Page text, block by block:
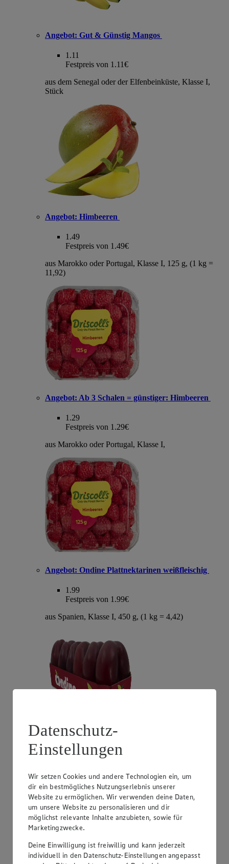
Angebot: Gut & Günstig Mangos
1.11
Festpreis von 1.11€
aus dem Senegal oder der Elfenbeinküste, Klasse I,
Stück
Angebot: Himbeeren
1.49
Festpreis von 1.49€
aus Marokko oder Portugal, Klasse I, 125 g, (1 kg =
11,92)
Angebot: Ab 3 Schalen = günstiger: Himbeeren
1.29
Festpreis von 1.29€
aus Marokko oder Portugal, Klasse I,
Angebot: Ondine Plattnektarinen weißfleischig
1.99
Festpreis von 1.99€
aus Spanien, Klasse I, 450 g, (1 kg = 4,42)
Angebot:Unsere Heimat Zucchini
aus Süddeutschland, Klasse I, 1 kg
Datenschutz-
Einstellungen
Wir setzen Cookies und andere Technologien ein, um
dir ein bestmögliches Nutzungserlebnis unserer
Website zu ermöglichen. Wir verwenden deine Daten,
um unsere Website zu personalisieren und dir
möglichst relevante Inhalte anzubieten, sowie für
Marketingzwecke.
Deine Einwilligung ist freiwillig und kann jederzeit
individuell in den Datenschutz-Einstellungen angepasst